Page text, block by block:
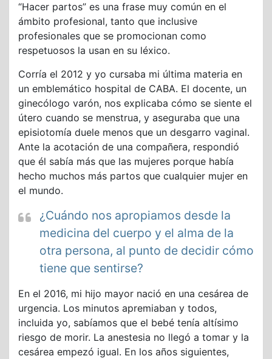
“Hacer partos” es una frase muy común en el
ámbito profesional, tanto que inclusive
profesionales que se promocionan como
respetuosos la usan en su léxico.
Corría el 2012 y yo cursaba mi última materia en
un emblemático hospital de CABA. El docente, un
ginecólogo varón, nos explicaba cómo se siente el
útero cuando se menstrua, y aseguraba que una
episiotomía duele menos que un desgarro vaginal.
Ante la acotación de una compañera, respondió
que él sabía más que las mujeres porque había
hecho muchos más partos que cualquier mujer en
el mundo.
¿Cuándo nos apropiamos desde la
medicina del cuerpo y el alma de la
otra persona, al punto de decidir cómo
tiene que sentirse?
En el 2016, mi hijo mayor nació en una cesárea de
urgencia. Los minutos apremiaban y todos,
incluida yo, sabíamos que el bebé tenía altísimo
riesgo de morir. La anestesia no llegó a tomar y la
cesárea empezó igual. En los años siguientes,